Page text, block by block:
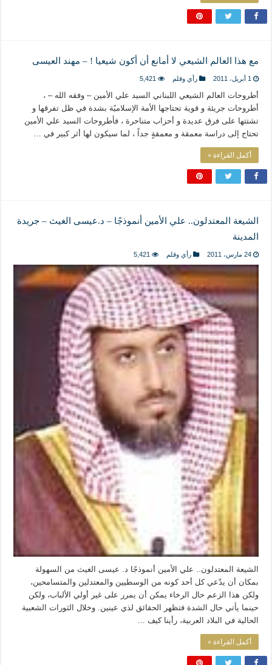
مع هذا العالم الشيعي لا أمانع أن أكون شيعيا ! – مهند العيسى
1 أبريل، 2011 رأي وقلم 5,421
أطروحات العالم الشيعي اللبناني السيد علي الأمين – وفقه الله – ،
أطروحات جريئة و قوية تحتاجها الأمة الإسلاميًة بشدة في ظل تفرقها و
تشتتها على فرق عديدة و أحزاب متناحرة ، فأطروحات السيد علي الأمين
تحتاج إلى دراسة معمقة و معمقةٍ جداً ، لما سيكون لها أثر كبير في …
أكمل القراءة »
الشيعة المعتدلون.. علي الأمين أنموذجًا – د.عيسى الغيث – جريدة
المدينة
24 مارس، 2011 رأي وقلم 5,421
الشيعة المعتدلون.. علي الأمين أنموذجًا د. عيسى الغيث من السهولة
بمكان أن يدّعي كل أحد كونه من الوسطيين والمعتدلين والمتسامحين،
ولكن هذا الزعم حال الرخاء يمكن أن يمرر على غير أولي الألباب، ولكن
حينما يأتي حال الشدة فتظهر الحقائق لذي عينين. وخلال الثورات الشعبية
الحالية في البلاد العربية، رأينا كيف …
أكمل القراءة »